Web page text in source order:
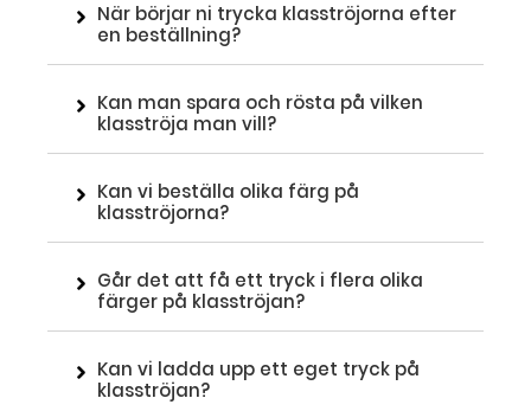
När börjar ni trycka klasströjorna efter
en beställning?
Kan man spara och rösta på vilken
klasströja man vill?
Kan vi beställa olika färg på
klasströjorna?
Går det att få ett tryck i flera olika
färger på klasströjan?
Kan vi ladda upp ett eget tryck på
klasströjan?